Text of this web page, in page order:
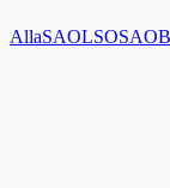
AllaSAOLSOSAOB